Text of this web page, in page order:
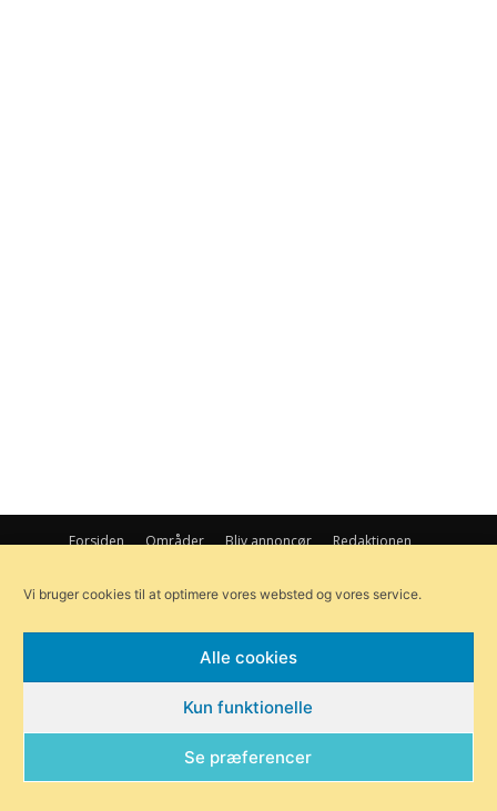
Forsiden Områder Bliv annoncør
Redaktionen
© Byensnyt.dk | Ågade 97, 8370 Hadsten |redaktionen@byensnyt.dk
Vi bruger cookies til at optimere vores websted og vores service.
Alle cookies
Kun funktionelle
Se præferencer
Exit mobile version